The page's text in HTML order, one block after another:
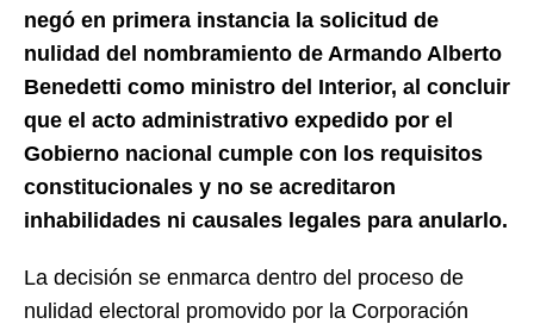
negó en primera instancia la solicitud de
nulidad del nombramiento de Armando Alberto
Benedetti como ministro del Interior, al concluir
que el acto administrativo expedido por el
Gobierno nacional cumple con los requisitos
constitucionales y no se acreditaron
inhabilidades ni causales legales para anularlo.
La decisión se enmarca dentro del proceso de
nulidad electoral promovido por la Corporación